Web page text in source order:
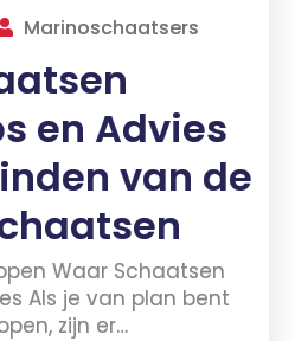
Marinoschaatsers
en Advies
van de
Waar Schaatsen
Als je van plan bent
zijn er…